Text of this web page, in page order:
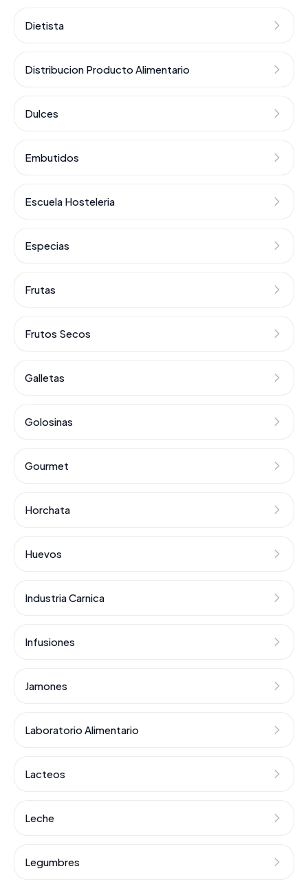
Dietista
Distribucion Producto Alimentario
Dulces
Embutidos
Escuela Hosteleria
Especias
Frutas
Frutos Secos
Galletas
Golosinas
Gourmet
Horchata
Huevos
Industria Carnica
Infusiones
Jamones
Laboratorio Alimentario
Lacteos
Leche
Legumbres